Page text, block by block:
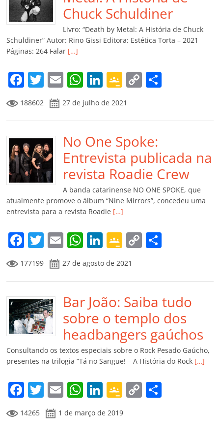
o
k
p a
ss
ro
m
k h
ar
Chuck Schuldiner
Livro: “Death by Metal: A História de Chuck
Schuldiner” Autor: Rino Gissi Editora: Estética Torta – 2021
Páginas: 264 Falar […]
F
a
c
e
b
o
o
k
T
w
itt
er
E
m
ai
l
W
h
at
s
A
p
p
Li
n
k
e
dI
n
G
o
o
gl
e
Cl
a
ss
ro
o
m
C
y
Li
n
k
p
til
h
ar
188602 27 de julho de 2021
No One Spoke:
Entrevista publicada na
revista Roadie Crew
A banda catarinense NO ONE SPOKE, que
atualmente promove o álbum “Nine Mirrors”, concedeu uma
entrevista para a revista Roadie […]
F
a
c
e
b
o
o
k
T
w
itt
er
E
m
ai
l
W
at
s
A
p
p
Li
n
k
e
dI
n
G
o
o
gl
e
Cl
a
ss
ro
o
m
C
y
Li
n
k
p
ar
til
h
ar
177199 27 de agosto de 2021
Bar João: Saiba tudo
sobre o templo dos
headbangers gaúchos
Consultando os textos especiais sobre o Rock Pesado Gaúcho,
presentes na trilogia “Tá no Sangue! – A História do Rock […]
F
a
c
T
w
itt
E
m
ai
W
at
Li
n
k
G
o
o
C
14265 1 de março de 2019